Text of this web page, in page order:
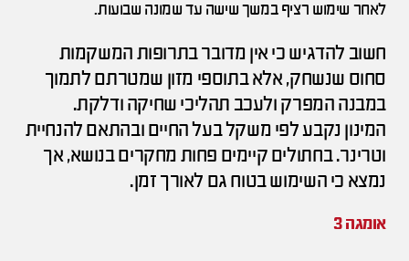
לאחר שימוש רציף במשך שישה עד שמונה שבועות.
חשוב להדגיש כי אין מדובר בתרופות המשקמות
סחוס שנשחק, אלא בתוספי מזון שמטרתם לתמוך
במבנה המפרק ולעכב תהליכי שחיקה ודלקת.
המינון נקבע לפי משקל בעל החיים ובהתאם להנחיית
וטרינר. בחתולים קיימים פחות מחקרים בנושא, אך
נמצא כי השימוש בטוח גם לאורך זמן.
אומגה 3